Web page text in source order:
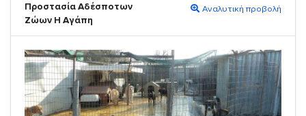
Προστασία Αδέσποτων
Ζώων Η Αγάπη
Αναλυτική προβολή